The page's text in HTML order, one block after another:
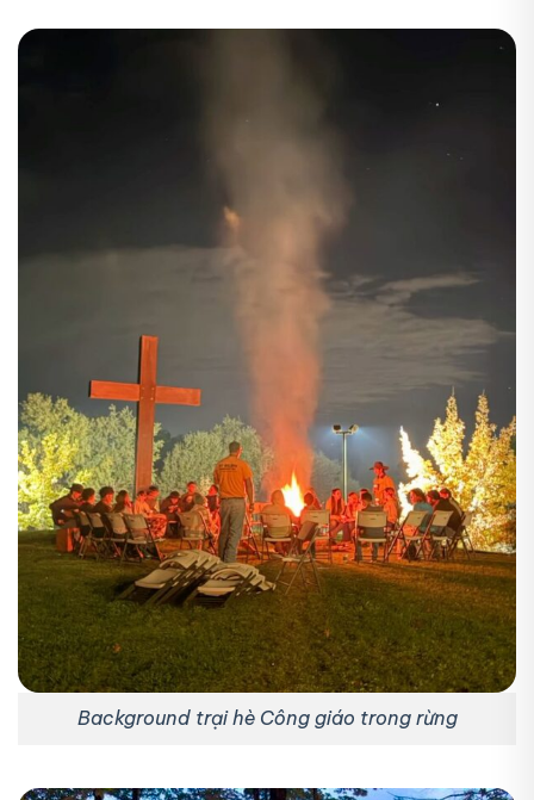
Background trại hè Công giáo trong rừng